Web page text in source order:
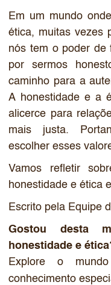
Em um mundo
ética, muitas vezes
nós tem o poder de
por sermos
caminho para a
A honestidade e a
alicerce para
mais justa.
escolher esses
Vamos refletir
honestidade e ética
Escrito pela Equipe
Gostou desta
honestidade e
Explore o
conhecimento